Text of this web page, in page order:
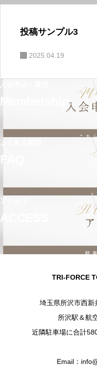
投稿サンプル3
2025.04.19
入会申込・費用
Membership
よくある質問
FAQ
アクセス
ACCESS
TRI-FORCE
埼玉県所沢市西新
所沢駅＆航
近隣駐車場に合計
Email：